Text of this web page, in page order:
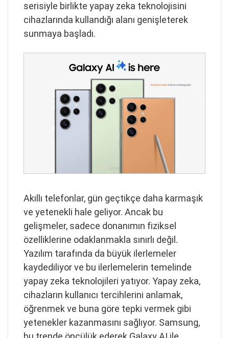
serisiyle birlikte yapay zeka teknolojisini
cihazlarında kullandığı alanı genişleterek
sunmaya başladı.
Akıllı telefonlar, gün geçtikçe daha karmaşık
ve yetenekli hale geliyor. Ancak bu
gelişmeler, sadece donanımın fiziksel
özelliklerine odaklanmakla sınırlı değil.
Yazılım tarafında da büyük ilerlemeler
kaydediliyor ve bu ilerlemelerin temelinde
yapay zeka teknolojileri yatıyor. Yapay zeka,
cihazların kullanıcı tercihlerini anlamak,
öğrenmek ve buna göre tepki vermek gibi
yetenekler kazanmasını sağlıyor. Samsung,